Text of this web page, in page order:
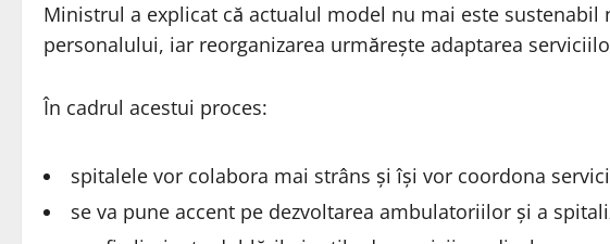
Ministrul a explicat că actualul model nu mai este
personalului, iar reorganizarea urmărește adaptarea
În cadrul acestui proces:
spitalele vor colabora mai strâns și își vor coordona
se va pune accent pe dezvoltarea ambulatoriilor și a